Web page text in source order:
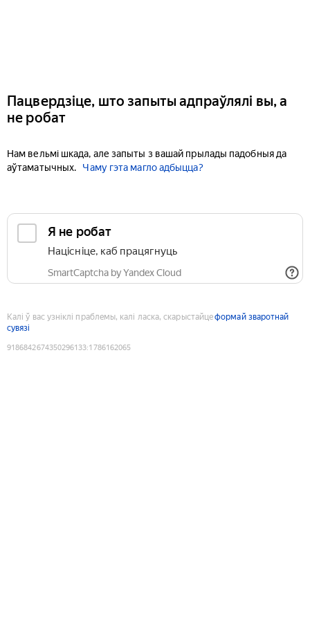
Пацвердзіце, што запыты адпраўлялі вы, а
не робат
Нам вельмі шкада, але запыты з вашай прылады падобныя да
аўтаматычных.
Чаму гэта магло адбыцца?
Я не робат
Націсніце, каб працягнуць
SmartCaptcha by Yandex Cloud
Калі ў вас узніклі праблемы, калі ласка, скарыстайцеформай зваротнай
сувязі
9186842674350296133:1786162065